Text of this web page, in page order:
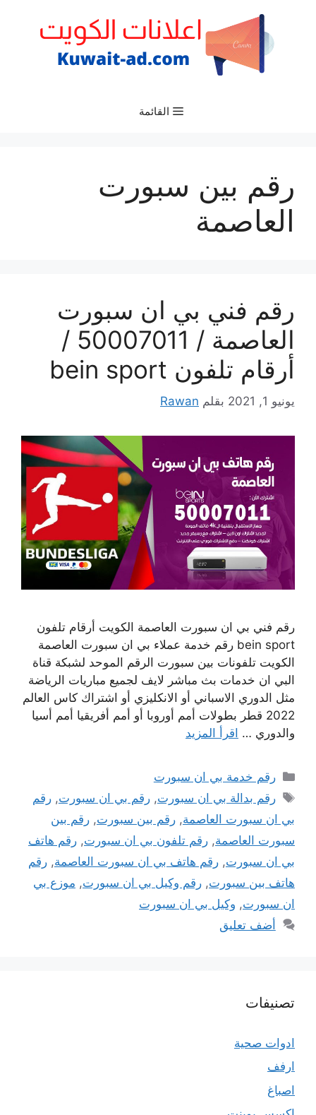
القائمة
رقم بين سبورت
العاصمة
رقم فني بي ان سبورت
العاصمة / 50007011 /
أرقام تلفون bein sport
يونيو 1, 2021 بقلم Rawan
رقم فني بي ان سبورت العاصمة الكويت أرقام تلفون
bein sport رقم خدمة عملاء بي ان سبورت العاصمة
الكويت تلفونات بين سبورت الرقم الموحد لشبكة قناة
البي ان خدمات بث مباشر لايف لجميع مباريات الرياضة
مثل الدوري الاسباني أو الانكليزي أو اشتراك كاس العالم
2022 قطر بطولات أمم أوروبا أو أمم أفريقيا أمم أسيا
والدوري … اقرأ المزيد
التصنيفات
رقم خدمة بي ان سبورت
الوسوم
رقم بدالة بي ان سبورت,رقم بي ان سبورت,رقم
بي ان سبورت العاصمة, رقم بين سبورت, رقم بين
سبورت العاصمة, رقم تلفون بي ان سبورت, رقم هاتف
بي ان سبورت, رقم هاتف بي ان سبورت العاصمة, رقم
هاتف بين سبورت, رقم وكيل بي ان سبورت, موزع بي
ان سبورت, وكيل بي ان سبورت
أضف تعليق
تصنيفات
ادوات صحية
ارفف
اصباغ